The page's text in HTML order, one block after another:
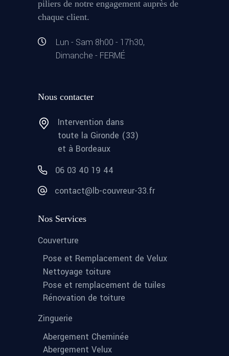
piliers de notre engagement auprès de
chaque client.
Lun - Sam 8h00 - 17h30,
Dimanche - FERMÉ
Nous contacter
Intervention dans
toute la Gironde (33)
et à Bordeaux
06 03 40 19 44
contact@lb-couvreur-33.fr
Nos Services
Couverture
Pose et Remplacement de Velux
Nettoyage toiture
Pose et remplacement de tuiles
Rénovation de toiture
Zinguerie
Abergement Cheminée
Abergement Velux